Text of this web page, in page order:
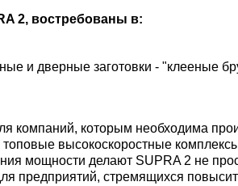
2, востребованы в:
и дверные заготовки - "клееные
которым необходима
высокоскоростные
мощности делают SUPRA 2 не
предприятий, стремящихся